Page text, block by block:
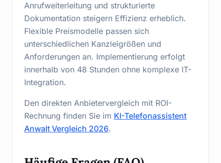
Anrufweiterleitung und strukturierte
Dokumentation steigern Effizienz erheblich.
Flexible Preismodelle passen sich
unterschiedlichen Kanzleigrößen und
Anforderungen an. Implementierung erfolgt
innerhalb von 48 Stunden ohne komplexe IT-
Integration.
Den direkten Anbietervergleich mit ROI-
Rechnung finden Sie im KI-Telefonassistent
Anwalt Vergleich 2026.